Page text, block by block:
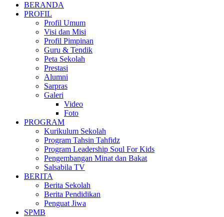
BERANDA
PROFIL
Profil Umum
Visi dan Misi
Profil Pimpinan
Guru & Tendik
Peta Sekolah
Prestasi
Alumni
Sarpras
Galeri
Video
Foto
PROGRAM
Kurikulum Sekolah
Program Tahsin Tahfidz
Program Leadership Soul For Kids
Pengembangan Minat dan Bakat
Salsabila TV
BERITA
Berita Sekolah
Berita Pendidikan
Penguat Jiwa
SPMB